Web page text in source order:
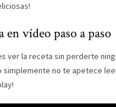
en vídeo paso a paso
ver la receta sin perderte
simplemente no te apetece